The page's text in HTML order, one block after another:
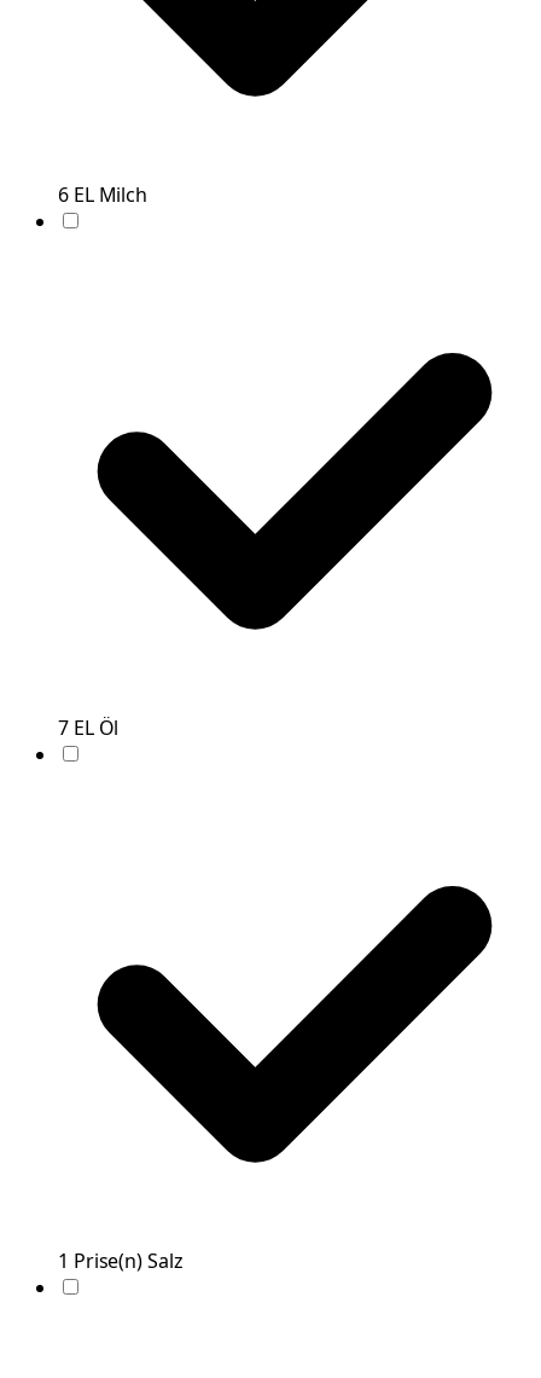
6 EL Milch
7 EL Öl
1 Prise(n)Salz